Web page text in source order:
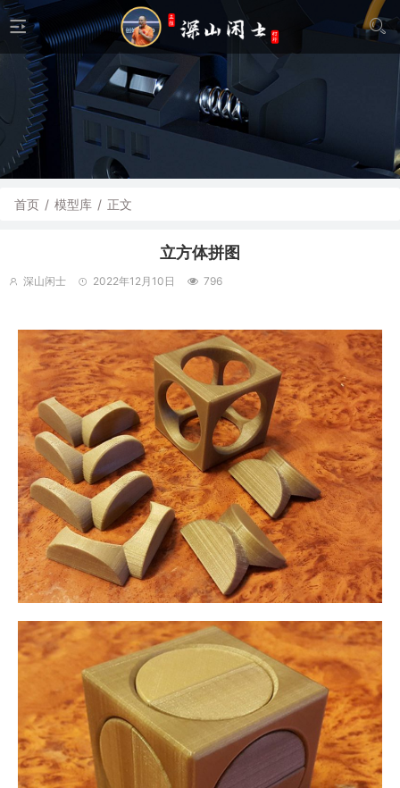
首页 / 模型库 / 正文
立方体拼图
深山闲士 2022年12月10日 796